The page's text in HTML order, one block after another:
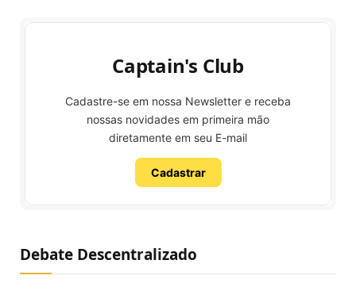
Captain's Club
Cadastre-se em nossa Newsletter e receba
nossas novidades em primeira mão
diretamente em seu E-mail
Cadastrar
Debate Descentralizado